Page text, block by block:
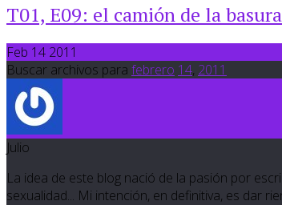
T01, E09: el camión de la basura
Feb 14 2011
Buscar archivos para febrero 14, 2011
Julio
La idea de este blog nació de la pasión por
sexualidad... Mi intención, en definitiva, es dar